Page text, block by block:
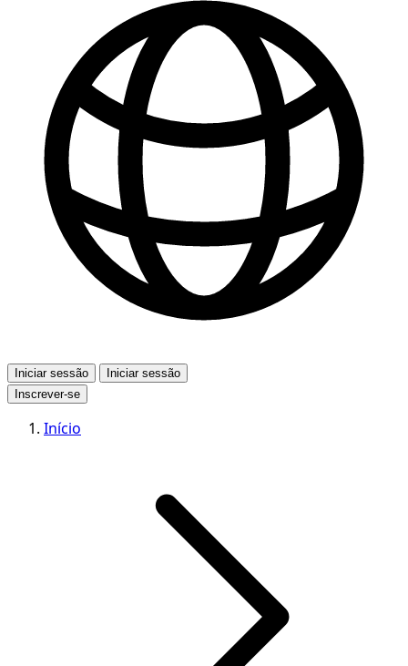
Iniciar sessão
Iniciar sessão
Inscrever-se
Início